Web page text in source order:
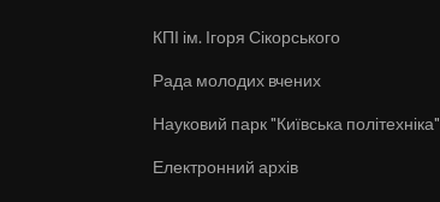
КПІ ім. Ігоря Сікорського
Рада молодих вчених
Науковий парк "Київська політехніка"
Електронний архів